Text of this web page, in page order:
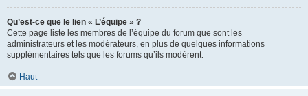
Qu’est-ce que le lien « L’équipe » ?
Cette page liste les membres de l’équipe du forum que sont les
administrateurs et les modérateurs, en plus de quelques informations
supplémentaires tels que les forums qu’ils modèrent.
Haut